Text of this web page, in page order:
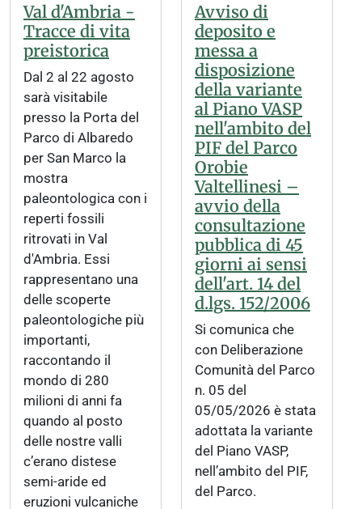
Val d'Ambria -
Tracce di vita
preistorica
Dal 2 al 22 agosto
sarà visitabile
presso la Porta del
Parco di Albaredo
per San Marco la
mostra
paleontologica con i
reperti fossili
ritrovati in Val
d'Ambria. Essi
rappresentano una
delle scoperte
paleontologiche più
importanti,
raccontando il
mondo di 280
milioni di anni fa
quando al posto
delle nostre valli
c’erano distese
semi-aride ed
eruzioni vulcaniche
Avviso di
deposito e
messa a
disposizione
della variante
al Piano VASP
nell'ambito del
PIF del Parco
Orobie
Valtellinesi –
avvio della
consultazione
pubblica di 45
giorni ai sensi
dell'art. 14 del
d.lgs. 152/2006
Si comunica che
con Deliberazione
Comunità del Parco
n. 05 del
05/05/2026 è stata
adottata la variante
del Piano VASP,
nell’ambito del PIF,
del Parco.